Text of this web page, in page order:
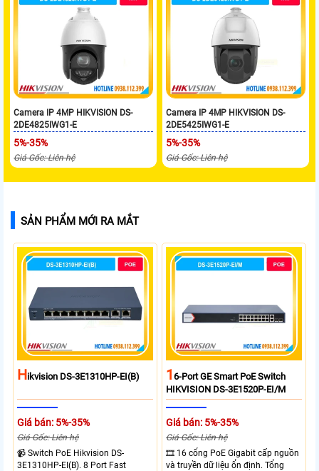
Camera IP 4MP HIKVISION DS-
2DE4825IWG1-E
5%-35%
Giá Gốc: Liên hệ
Camera IP 4MP HIKVISION DS-
2DE5425IWG1-E
5%-35%
Giá Gốc: Liên hệ
SẢN PHẨM MỚI RA MẮT
HIkvision DS-3E1310HP-EI(B)
Giá bán: 5%-35%
Giá Gốc: Liên hệ
📹 Switch PoE Hikvision DS-
3E1310HP-EI(B). 8 Port Fast
16-Port GE Smart PoE Switch
HIKVISION DS-3E1520P-EI/M
Giá bán: 5%-35%
Giá Gốc: Liên hệ
🎞 16 cổng PoE Gigabit cấp nguồn
và truyền dữ liệu ổn định. Tổng